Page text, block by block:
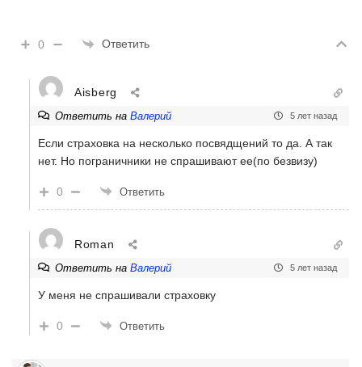
0 Ответить
Aisberg
Ответить на Валерий 5 лет назад
Если страховка на несколько посвядщений то да. А так
нет. Но пограничники не спрашивают ее(по безвизу)
0 Ответить
Roman
Ответить на Валерий 5 лет назад
У меня не спрашивали страховку
0 Ответить